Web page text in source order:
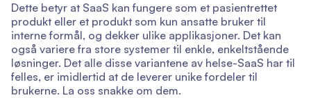
Dette betyr at SaaS kan fungere som et pasientrettet
produkt eller et produkt som kun ansatte bruker til
interne formål, og dekker ulike applikasjoner. Det kan
også variere fra store systemer til enkle, enkeltstående
løsninger. Det alle disse variantene av helse-SaaS har til
felles, er imidlertid at de leverer unike fordeler til
brukerne. La oss snakke om dem.